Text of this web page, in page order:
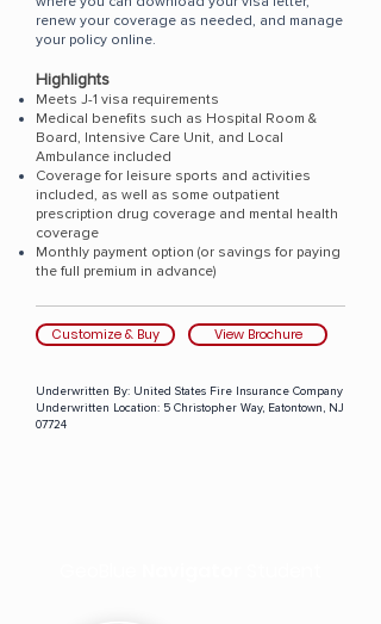
renew your coverage as needed, and manage
your policy online.
Highlights
Meets J-1 visa requirements
Medical benefits such as Hospital Room &
Board, Intensive Care Unit, and Local
Ambulance included
Coverage for leisure sports and activities
included, as well as some outpatient
prescription drug coverage and mental health
coverage
Monthly payment option (or savings for paying
the full premium in advance)
Customize & Buy View Brochure
Underwritten By: United States Fire Insurance Company
Underwritten Location: 5 Christopher Way, Eatontown, NJ
07724